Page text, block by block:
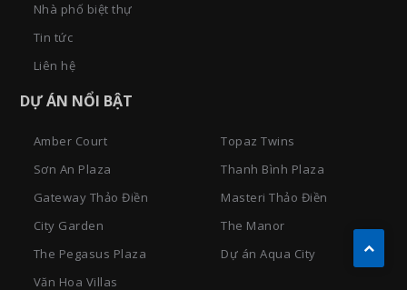
Nhà phố biệt thự
Tin tức
Liên hệ
DỰ ÁN NỔI BẬT
Amber Court
Topaz Twins
Sơn An Plaza
Thanh Bình Plaza
Gateway Thảo Điền
Masteri Thảo Điền
City Garden
The Manor
The Pegasus Plaza
Dự án Aqua City
Văn Hoa Villas